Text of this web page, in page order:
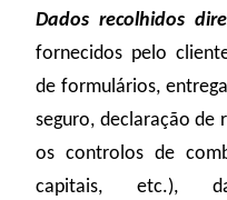
Dados recolhidos
fornecidos pelo
de formulários,
seguro, declaração de
os controlos de
capitais, etc.),